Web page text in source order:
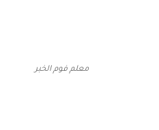
معلم فوم الخبر